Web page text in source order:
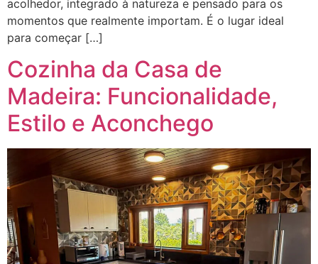
acolhedor, integrado à natureza e pensado para os
momentos que realmente importam. É o lugar ideal
para começar […]
Cozinha da Casa de
Madeira: Funcionalidade,
Estilo e Aconchego